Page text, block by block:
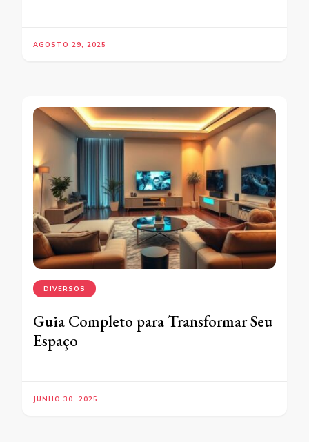
AGOSTO 29, 2025
DIVERSOS
Guia Completo para Transformar Seu
Espaço
JUNHO 30, 2025